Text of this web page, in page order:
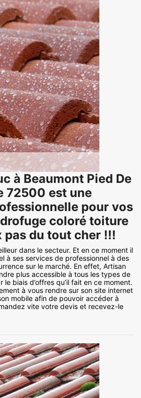
à Beaumont Pied De
72500 est une
pour vos
coloré toiture
pas du tout cher !!!
dans le secteur. Et en ce moment il
à ses services de professionnel à des
sur le marché. En effet, Artisan
plus accessible à tous les types de
biais d’offres qu’il fait en ce moment.
à vous rendre sur son site internet
mobile afin de pouvoir accéder à
vite votre devis et recevez-le